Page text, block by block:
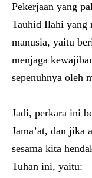
Pekerjaan yang
Tauhid Ilahi yang
manusia, yaitu
menjaga
sepenuhnya oleh
Jadi, perkara ini
Jama’at, dan jika
sesama kita
Tuhan ini, yaitu: